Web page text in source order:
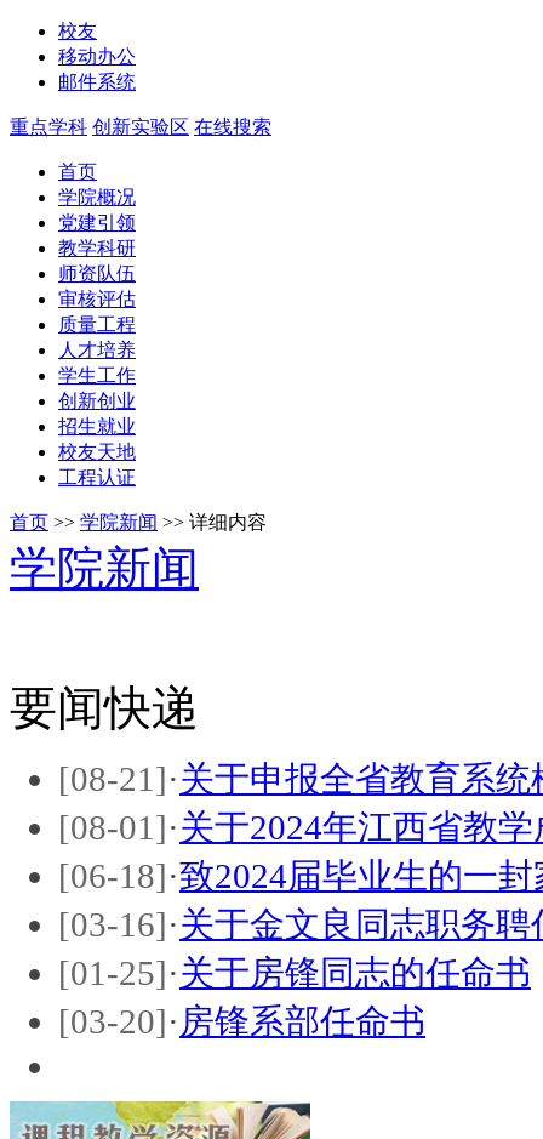
校友
移动办公
邮件系统
重点学科 创新实验区 在线搜索
首页
学院概况
党建引领
教学科研
师资队伍
审核评估
质量工程
人才培养
学生工作
创新创业
招生就业
校友天地
工程认证
首页 >> 学院新闻 >> 详细内容
学院新闻
要闻快递
[08-21]·关于申报全省教育系统
[08-01]·关于2024年江西省教
[06-18]·致2024届毕业生的一封
[03-16]·关于金文良同志职务聘
[01-25]·关于房锋同志的任命书
[03-20]· 房锋系部任命书